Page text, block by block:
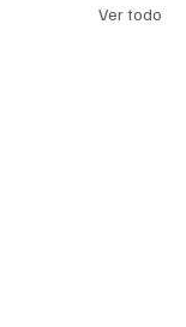
Ver todo